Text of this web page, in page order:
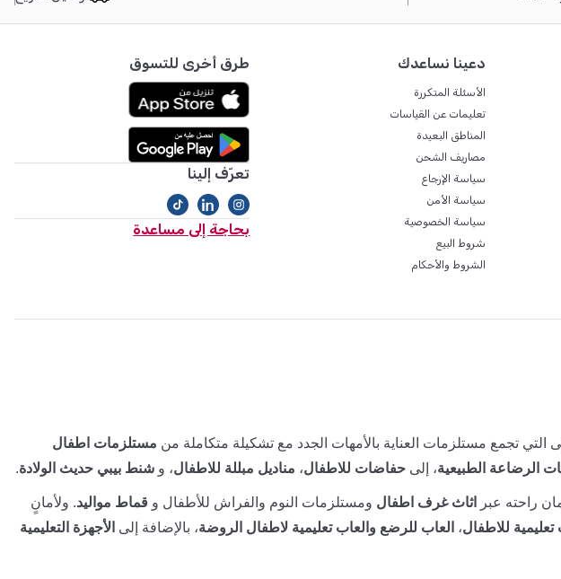
دعينا نساعدك
الأسئلة المتكررة
تعليمات عن القياسات
المناطق البعيدة
مصاريف الشحن
سياسة الإرجاع
سياسة الأمن
سياسة الخصوصية
شروط البيع
الشروط والأحكام
طرق أخرى للتسوق
تعرّف إلينا
بحاجة إلى مساعدة
تجمع مستلزمات العناية بالأمهات الجدد مع تشكيلة متكاملة من مستلزمات اطفال
الرضاعة الطبيعية، إلى حفاضات للاطفال، مناديل مبللة للاطفال، و شنط بيبي حديث الولادة.
راحته عبر اثاث غرف اطفال ومستلزمات النوم والفراش للأطفال و قماط مواليد. ولأمانٍ
تعليمية للاطفال، العاب للرضع والعاب تعليمية لاطفال الروضة، بالإضافة إلى الأجهزة التعليمية